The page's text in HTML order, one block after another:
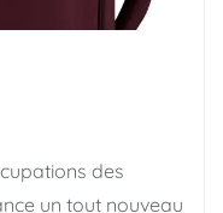
des
un tout nouveau